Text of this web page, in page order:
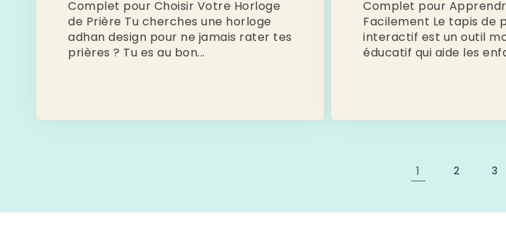
Complet pour Choisir Votre Horloge
de Prière Tu cherches une horloge
adhan design pour ne jamais rater tes
prières ? Tu es au bon...
Complet pour
Facilement Le tapis de
interactif est un outil
éducatif qui aide les
1 2 3